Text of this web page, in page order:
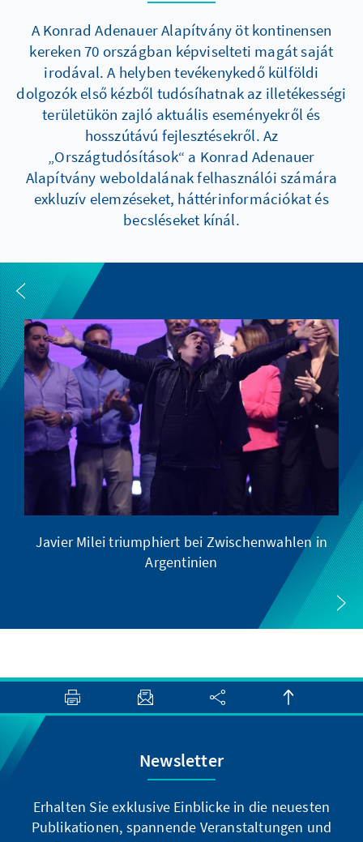
A Konrad Adenauer Alapítvány öt kontinensen
kereken 70 országban képviselteti magát saját
irodával. A helyben tevékenykedő külföldi
dolgozók első kézből tudósíhatnak az illetékességi
területükön zajló aktuális eseményekről és
hosszútávú fejlesztésekről. Az
„Országtudósítások“ a Konrad Adenauer
Alapítvány weboldalának felhasználói számára
exkluzív elemzéseket, háttérinformációkat és
becsléseket kínál.
Javier Milei triumphiert bei Zwischenwahlen in
Argentinien
Newsletter
Erhalten Sie exklusive Einblicke in die neuesten
Publikationen, spannende Veranstaltungen und